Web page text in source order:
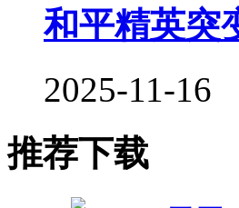
和平精英突
2025-11-16
推荐下载